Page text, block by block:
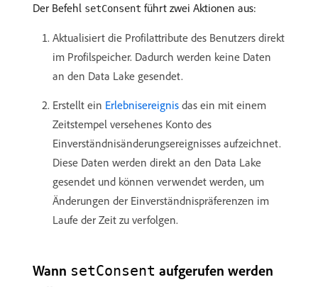
Der Befehl setConsent führt zwei Aktionen aus:
Aktualisiert die Profilattribute des Benutzers direkt
im Profilspeicher. Dadurch werden keine Daten
an den Data Lake gesendet.
Erstellt ein Erlebnisereignis das ein mit einem
Zeitstempel versehenes Konto des
Einverständnisänderungsereignisses aufzeichnet.
Diese Daten werden direkt an den Data Lake
gesendet und können verwendet werden, um
Änderungen der Einverständnispräferenzen im
Laufe der Zeit zu verfolgen.
Wann setConsent aufgerufen werden